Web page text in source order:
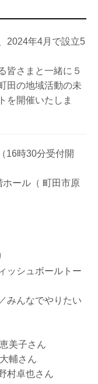
2024年4月で設立5
皆さまと一緒に５
田の地域活動の未
を開催いたしま
16時30分受付開
ール（ 町田市原
ッシュボールトー
みんなでやりたい
美子さん
輔さん
村卓也さん